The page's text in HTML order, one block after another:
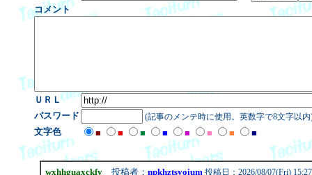
コメント
ＵＲＬ
パスワード
(記事のメンテ時に使用。英数字で8文字以内
文字色 ■ ■ ■ ■ ■ ■ ■ ■
wxhhguaxckfy投稿者： npkhztsyoium 投稿日：2026/08/07(Fri) 15:27